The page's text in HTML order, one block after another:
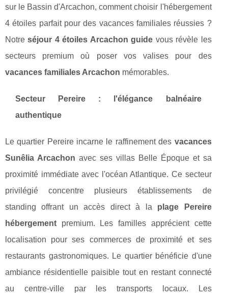
sur le Bassin d'Arcachon, comment choisir l'hébergement
4 étoiles parfait pour des vacances familiales réussies ?
Notreséjour 4 étoiles Arcachon guide vous révèle les
secteurs premium où poser vos valises pour des
vacances familiales Arcachon mémorables.
Secteur Pereire : l'élégance balnéaire
authentique
Le quartier Pereire incarne le raffinement des vacances
Sunêlia Arcachon avec ses villas Belle Époque et sa
proximité immédiate avec l'océan Atlantique. Ce secteur
privilégié concentre plusieurs établissements de
standing offrant un accès direct à la plage Pereire
hébergement premium. Les familles apprécient cette
localisation pour ses commerces de proximité et ses
restaurants gastronomiques. Le quartier bénéficie d'une
ambiance résidentielle paisible tout en restant connecté
au centre-ville par les transports locaux. Les